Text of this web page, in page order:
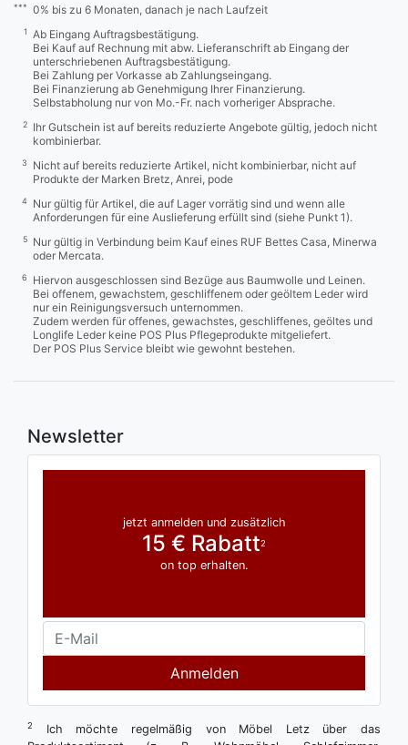
*** 0% bis zu 6 Monaten, danach je nach Laufzeit
1
Ab Eingang Auftragsbestätigung.
Bei Kauf auf Rechnung mit abw. Lieferanschrift ab Eingang der
unterschriebenen Auftragsbestätigung.
Bei Zahlung per Vorkasse ab Zahlungseingang.
Bei Finanzierung ab Genehmigung Ihrer Finanzierung.
Selbstabholung nur von Mo.-Fr. nach vorheriger Absprache.
2
Ihr Gutschein ist auf bereits reduzierte Angebote gültig, jedoch nicht
kombinierbar.
3
Nicht auf bereits reduzierte Artikel, nicht kombinierbar, nicht auf
Produkte der Marken Bretz, Anrei, pode
4
Nur gültig für Artikel, die auf Lager vorrätig sind und wenn alle
Anforderungen für eine Auslieferung erfüllt sind (siehe Punkt 1).
5
Nur gültig in Verbindung beim Kauf eines RUF Bettes Casa, Minerwa
oder Mercata.
6
Hiervon ausgeschlossen sind Bezüge aus Baumwolle und Leinen.
Bei offenem, gewachstem, geschliffenem oder geöltem Leder wird
nur ein Reinigungsversuch unternommen.
Zudem werden für offenes, gewachstes, geschliffenes, geöltes und
Longlife Leder keine POS Plus Pflegeprodukte mitgeliefert.
Der POS Plus Service bleibt wie gewohnt bestehen.
Newsletter
jetzt anmelden und zusätzlich
15 € Rabatt2
on top erhalten.
Anmelden
2
Ich möchte regelmäßig von Möbel Letz über das